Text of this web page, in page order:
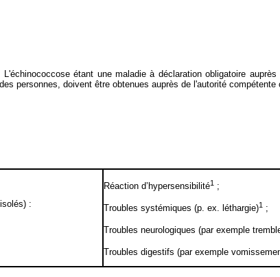
étant une maladie à déclaration obligatoire
personnes, doivent être obtenues auprès de l'autorité compétente
:
Réaction d’hypersensibilité1 ;
Troubles systémiques (p. ex. léthargie)1 ;
Troubles neurologiques (par exemple
Troubles digestifs (par exemple